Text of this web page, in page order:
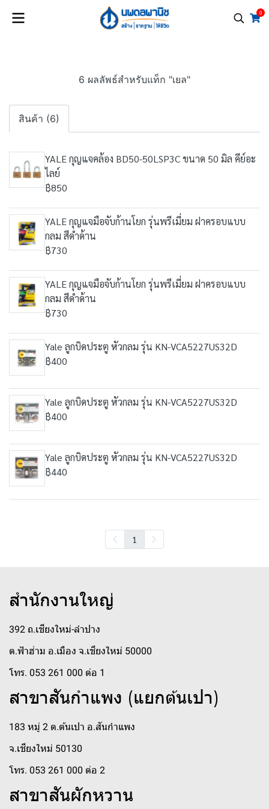
0
6 ผลลัพธ์สำหรับแท็ก "เยล"
สินค้า (6)
YALE กุญแจคล้อง BD50-50LSP3C ขนาด 50 มิล คีย์อะ
ไลย์
฿850
YALE กุญแจมือจับก้านโยก รุ่นพรีเมี่ยม ฝาครอบแบบ
กลม สีดำด้าน
฿730
YALE กุญแจมือจับก้านโยก รุ่นพรีเมี่ยม ฝาครอบแบบ
กลม สีดำด้าน
฿730
Yale ลูกบิดประตู หัวกลม รุ่น KN-VCA5227US32D
฿400
Yale ลูกบิดประตู หัวกลม รุ่น KN-VCA5227US32D
฿400
Yale ลูกบิดประตู หัวกลม รุ่น KN-VCA5227US32D
฿440
1
สำนักงานใหญ่
392 ถ.เชียงใหม่-ลำปาง
ต.ฟ้าฮ่าม อ.เมือง จ.เชียงใหม่ 50000
โทร. 053 261 000 ต่อ 1
สาขาสันกำแพง (แยกต้นเปา)
183 หมู่ 2 ต.ต้นเปา อ.สันกำแพง
จ.เชียงใหม่ 50130
โทร. 053 261 000 ต่อ 2
สาขาสันผักหวาน